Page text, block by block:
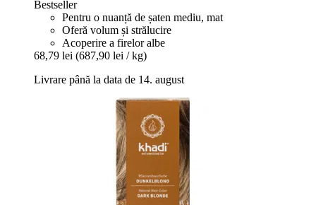
Bestseller
Pentru o nuanță de șaten mediu, mat
Oferă volum și strălucire
Acoperire a firelor albe
68,79 lei (687,90 lei / kg)
Livrare până la data de 14. august